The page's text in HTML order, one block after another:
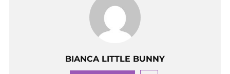
BIANCA LITTLE BUNNY